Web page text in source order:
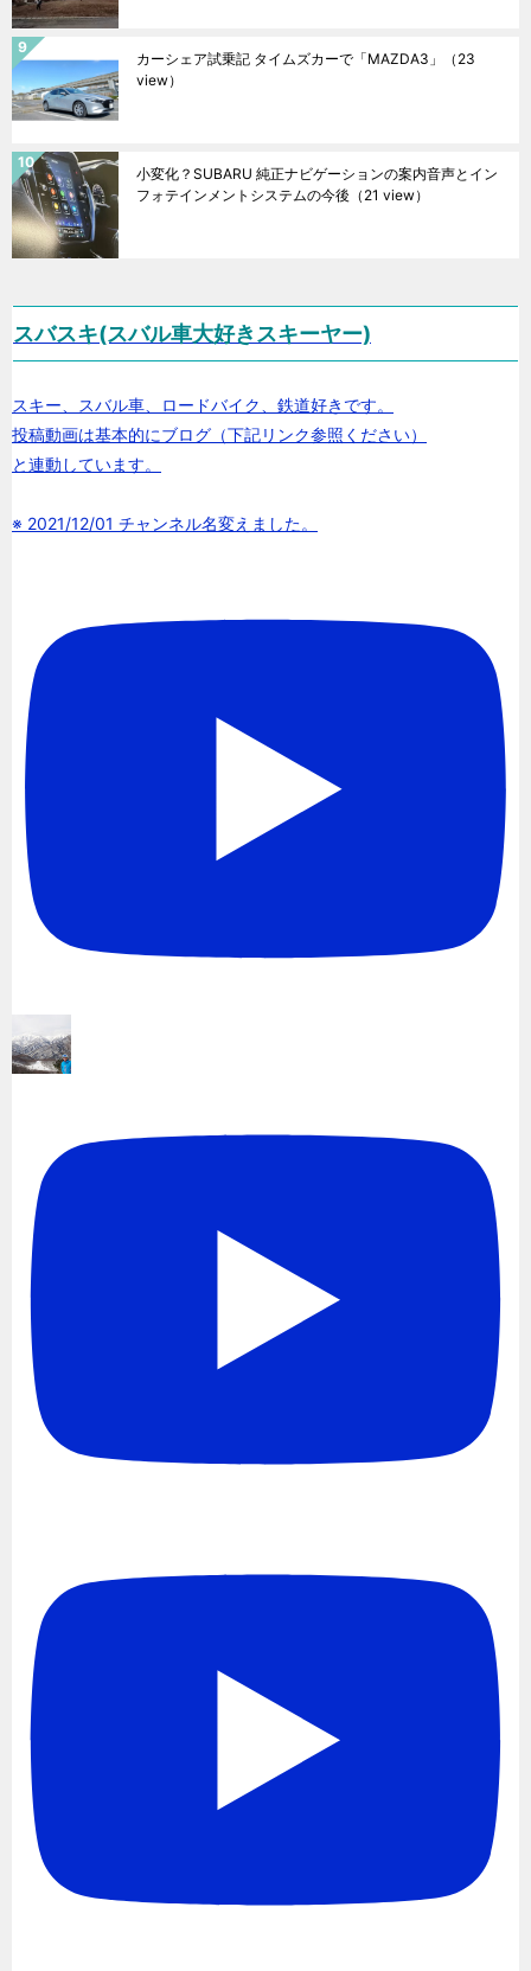
カーシェア試乗記 タイムズカーで「MAZDA3」
（23
view）
小変化？SUBARU 純正ナビゲーションの案内音声とイン
フォテインメントシステムの今後 （21 view）
スバスキ(スバル車大好きスキーヤー)
スキー、スバル車、ロードバイク、鉄道好きです。
投稿動画は基本的にブログ（下記リンク参照ください）
と連動しています。
※ 2021/12/01 チャンネル名変えました。